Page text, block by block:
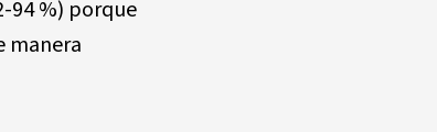
94 %) porque
manera